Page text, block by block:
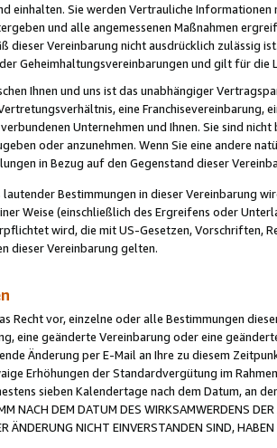
einhalten. Sie werden Vertrauliche
und alle angemessenen Maßnahmen
dieser Vereinbarung nicht ausdrücklich zulässig
Geheimhaltungsvereinbarungen und gilt für die
Ihnen und uns ist das unabhängiger
eine Franchisevereinbarung,
Unternehmen und Ihnen. Sie sind
oder anzunehmen. Wenn Sie eine andere
in Bezug auf den Gegenstand dieser
Bestimmungen in dieser Vereinbarung
Weise (einschließlich des Ergreifens oder
wird, die mit US-Gesetzen, Vorschriften,
dieser Vereinbarung gelten.
Recht vor, einzelne oder alle Bestimmungen
eine geänderte Vereinbarung oder eine
Änderung per E-Mail an Ihre zu diesem
Erhöhungen der Standardvergütung im
sieben Kalendertage nach dem Datum, an
NACH DEM DATUM DES WIRKSAMWERDENS
ÄNDERUNG NICHT EINVERSTANDEN SIND,